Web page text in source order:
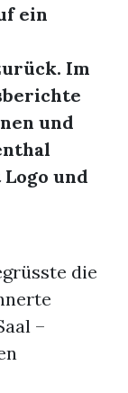
ein
Im
und
und
die
–